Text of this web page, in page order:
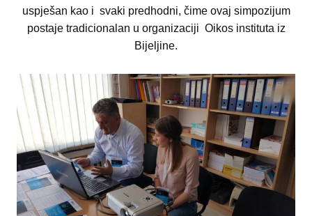
uspješan kao i svaki predhodni, čime ovaj simpozijum
postaje tradicionalan u organizaciji Oikos instituta iz
Bijeljine.